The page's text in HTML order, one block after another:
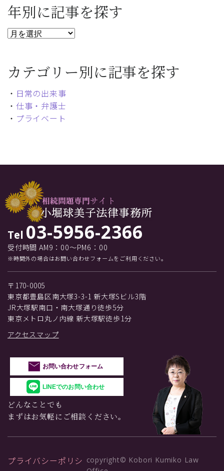
年別に記事を探す
カテゴリー別に記事を探す
・ 日常の出来事
・ 仕事・弁護士
・ プライベート
Tel 03-5956-2366
受付時間 AM9：00～PM6：00
※時間外の場合はお問い合わせフォームをご利用ください。
〒170-0005
東京都豊島区南大塚3-3-1 新大塚Sビル3階
JR大塚駅南口・南大塚通り徒歩5分
東京メトロ丸ノ内線 新大塚駅徒歩1分
アクセスマップ
お問い合わせフォーム
LINEでのお問い合わせ
どんなことでも
まずはお気軽にご相談ください。
プライバシーポリシ copyright© Kobori Kumiko Law